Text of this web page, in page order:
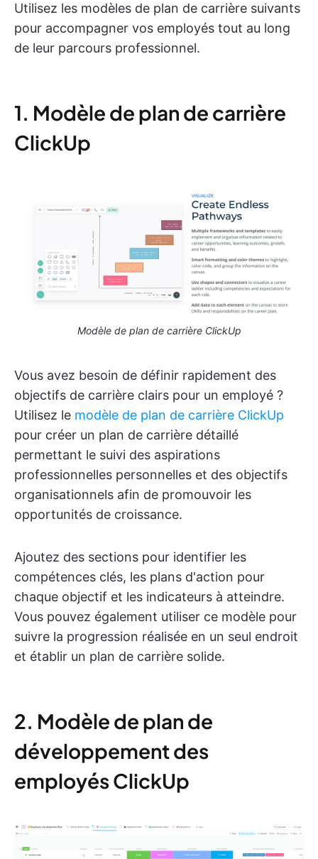
Utilisez les modèles de plan de carrière suivants
pour accompagner vos employés tout au long
de leur parcours professionnel.
1. Modèle de plan de carrière
ClickUp
Modèle de plan de carrière ClickUp
Vous avez besoin de définir rapidement des
objectifs de carrière clairs pour un employé ?
Utilisez le modèle de plan de carrière ClickUp
pour créer un plan de carrière détaillé
permettant le suivi des aspirations
professionnelles personnelles et des objectifs
organisationnels afin de promouvoir les
opportunités de croissance.
Ajoutez des sections pour identifier les
compétences clés, les plans d'action pour
chaque objectif et les indicateurs à atteindre.
Vous pouvez également utiliser ce modèle pour
suivre la progression réalisée en un seul endroit
et établir un plan de carrière solide.
2. Modèle de plan de
développement des
employés ClickUp